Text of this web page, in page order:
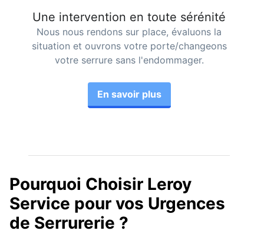
Une intervention en toute sérénité
Nous nous rendons sur place, évaluons la
situation et ouvrons votre porte/changeons
votre serrure sans l'endommager.
En savoir plus
Pourquoi Choisir Leroy
Service pour vos Urgences
de Serrurerie ?